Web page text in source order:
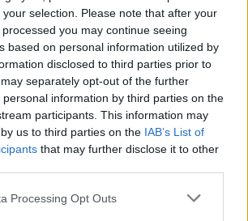
selection. Please note that after your
you may continue seeing
based on personal information utilized by
disclosed to third parties prior to
separately opt-out of the further
information by third parties on the
participants. This information may
us to third parties on the IAB’s List of
that may further disclose it to other
Processing Opt Outs
εκπτώσεις:Οδηγός για
Ποιες οι ”παγίδες”